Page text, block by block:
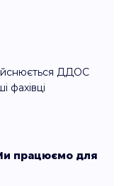
ДДОС
фахівці
працюємо для